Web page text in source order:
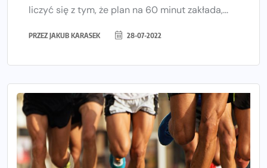
liczyć się z tym, że plan na 60 minut zakłada,...
PRZEZ JAKUB KARASEK 28-07-2022